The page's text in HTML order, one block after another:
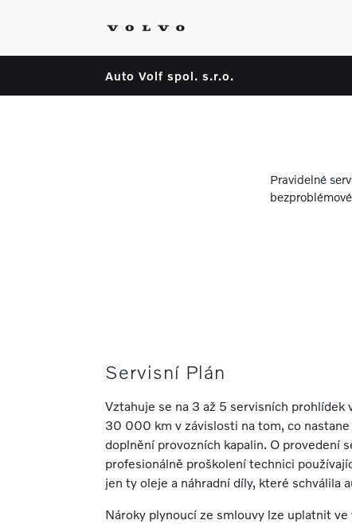
Auto Volf spol. s.r.o.
Pravidelné
Servisní Plán
Vztahuje se na 3 až 5 servisních prohlídek
30 000 km v závislosti na tom, co
doplnění provozních kapalin. O provedení
profesionálně proškolení technici
jen ty oleje a náhradní díly, které schválila
Nároky plynoucí ze smlouvy lze uplatnit